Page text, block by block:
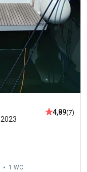
2023
4,89(7)
1 WC